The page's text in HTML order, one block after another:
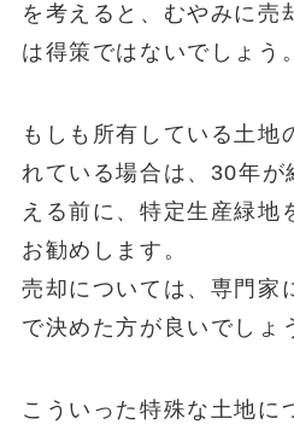
を考えると、むやみに売
は得策ではないでしょう。
もしも所有している土地
れている場合は、30年が
える前に、特定生産緑地
お勧めします。
売却については、専門家
で決めた方が良いでしょ
こういった特殊な土地に